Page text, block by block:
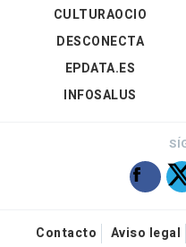
CULTURAOCIO
DESCONECTA
EPDATA.ES
INFOSALUS
Contacto Aviso legal